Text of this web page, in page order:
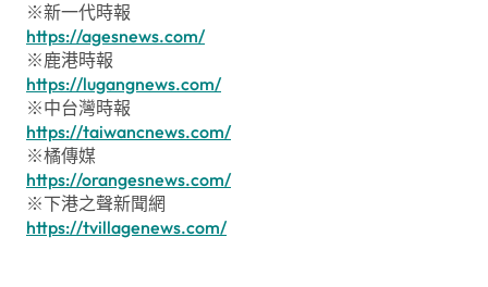
※新一代時報
https://agesnews.com/
※鹿港時報
https://lugangnews.com/
※中台灣時報
https://taiwancnews.com/
※橘傳媒
https://orangesnews.com/
※下港之聲新聞網
https://tvillagenews.com/